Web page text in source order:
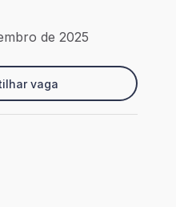
de 2025
vaga
- SP